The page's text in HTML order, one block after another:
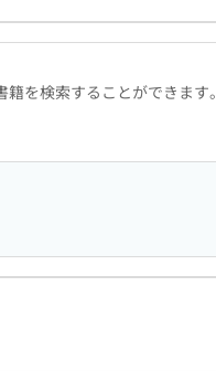
を検索することができます。